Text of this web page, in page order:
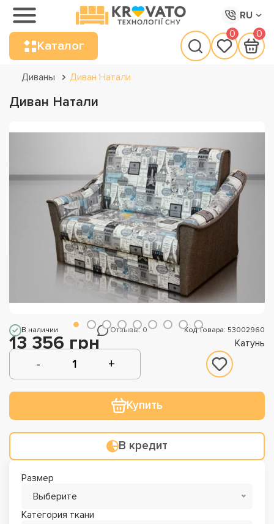
RU
Каталог
0 0
Диваны Диван Натали
Диван Натали
В наличии Отзывы: 0 Код Товара: 53002960
13 356 грн Катунь
Купить
В кредит
Размер
Выберите
Категория ткани